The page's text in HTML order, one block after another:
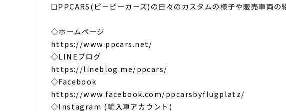
❏PPCARS(ピーピーカーズ)の日々のカスタムの様子や販売車両の
◇ホームページ
https://www.ppcars.net/
◇LINEブログ
https://lineblog.me/ppcars/
◇Facebook
https://www.facebook.com/ppcarsbyflugplatz/
◇Instagram (輸入車アカウント)